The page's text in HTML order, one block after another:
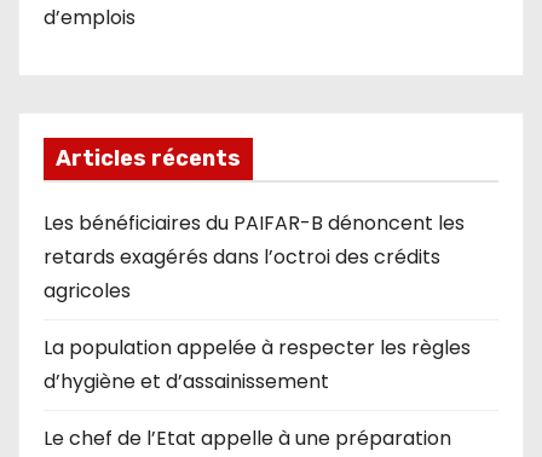
d’emplois
Articles récents
Les bénéficiaires du PAIFAR-B dénoncent les
retards exagérés dans l’octroi des crédits
agricoles
La population appelée à respecter les règles
d’hygiène et d’assainissement
Le chef de l’Etat appelle à une préparation